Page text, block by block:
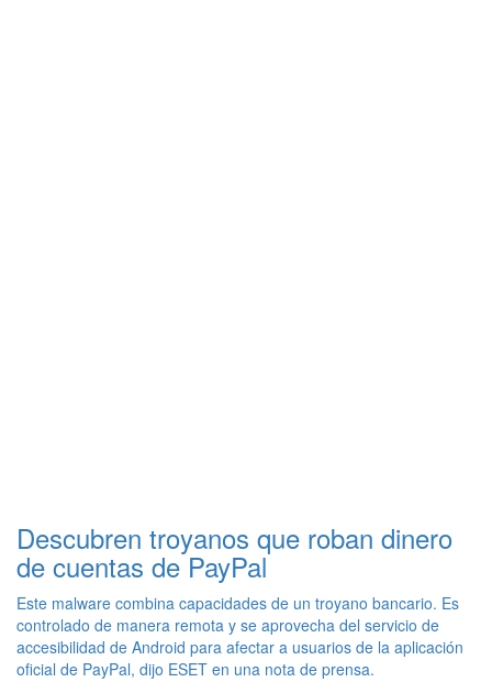
Descubren troyanos que roban dinero
de cuentas de PayPal
Este malware combina capacidades de un troyano bancario. Es
controlado de manera remota y se aprovecha del servicio de
accesibilidad de Android para afectar a usuarios de la aplicación
oficial de PayPal, dijo ESET en una nota de prensa.